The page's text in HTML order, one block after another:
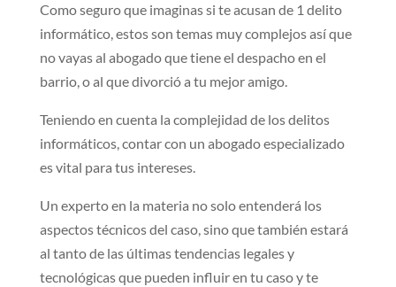
Como seguro que imaginas si te acusan de 1 delito
informático, estos son temas muy complejos así que
no vayas al abogado que tiene el despacho en el
barrio, o al que divorció a tu mejor amigo.
Teniendo en cuenta la complejidad de los delitos
informáticos, contar con un abogado especializado
es vital para tus intereses.
Un experto en la materia no solo entenderá los
aspectos técnicos del caso, sino que también estará
al tanto de las últimas tendencias legales y
tecnológicas que pueden influir en tu caso y te